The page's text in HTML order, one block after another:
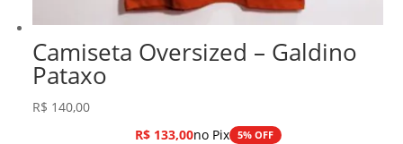
Camiseta Oversized – Galdino
Pataxo
R$ 140,00
R$133,00no Pix 5% OFF